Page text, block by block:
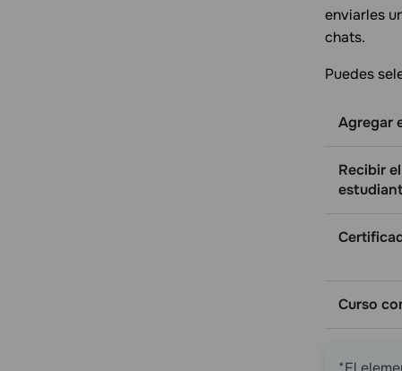
enviarles
chats.
Puedes
Agregar
Recibir
Curso